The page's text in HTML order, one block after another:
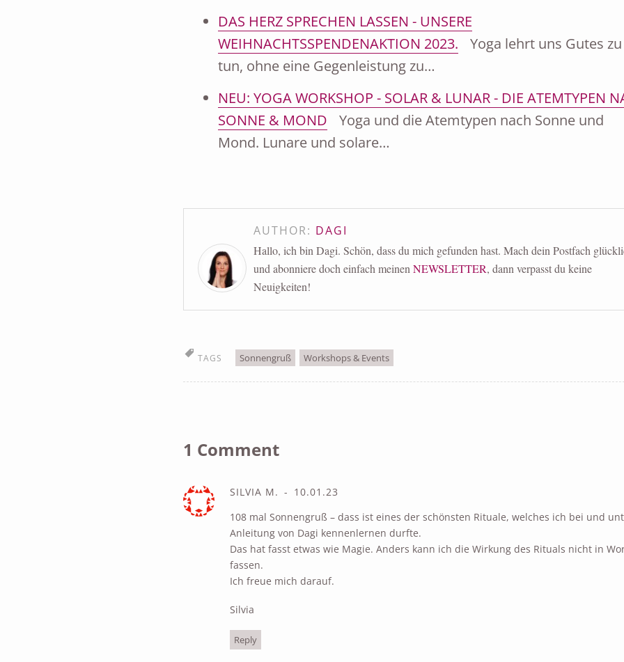
DAS HERZ SPRECHEN LASSEN - UNSERE
WEIHNACHTSSPENDENAKTION 2023.
Yoga lehrt uns Gutes zu
tun, ohne eine Gegenleistung zu…
NEU: YOGA WORKSHOP - SOLAR & LUNAR - DIE ATEMTYPEN
SONNE & MOND
Yoga und die Atemtypen nach Sonne und
Mond. Lunare und solare…
AUTHOR: DAGI
Hallo, ich bin Dagi. Schön, dass du mich gefunden hast. Mach dein Postfach
und abonniere doch einfach meinenNEWSLETTER, dann verpasst du keine
Neuigkeiten!
TAGS Sonnengruß Workshops & Events
1 Comment
SILVIA M.
10.01.23
108 mal Sonnengruß – dass ist eines der schönsten Rituale, welches ich bei und
Anleitung von Dagi kennenlernen durfte.
Das hat fasst etwas wie Magie. Anders kann ich die Wirkung des Rituals nicht in
fassen.
Ich freue mich darauf.
Silvia
Reply